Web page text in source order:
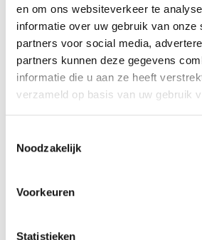
en om ons websiteverkeer te
informatie over uw gebruik van onze
partners voor social media,
partners kunnen deze gegevens
informatie die u aan ze heeft
verzameld op basis van uw gebruik
Noodzakelijk
Voorkeuren
Statistieken
AANMELDEN LID
Groot onderhoud op ons sportpark